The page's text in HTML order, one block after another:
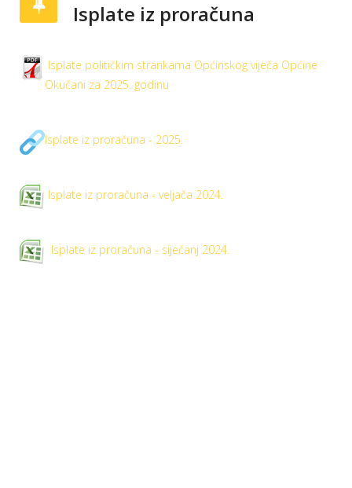
Isplate iz proračuna
Isplate političkim strankama Općinskog viječa Općine
Okučani za 2025. godinu
Isplate iz proračuna - 2025.
Isplate iz proračuna - veljača 2024.
Isplate iz proračuna - siječanj 2024.